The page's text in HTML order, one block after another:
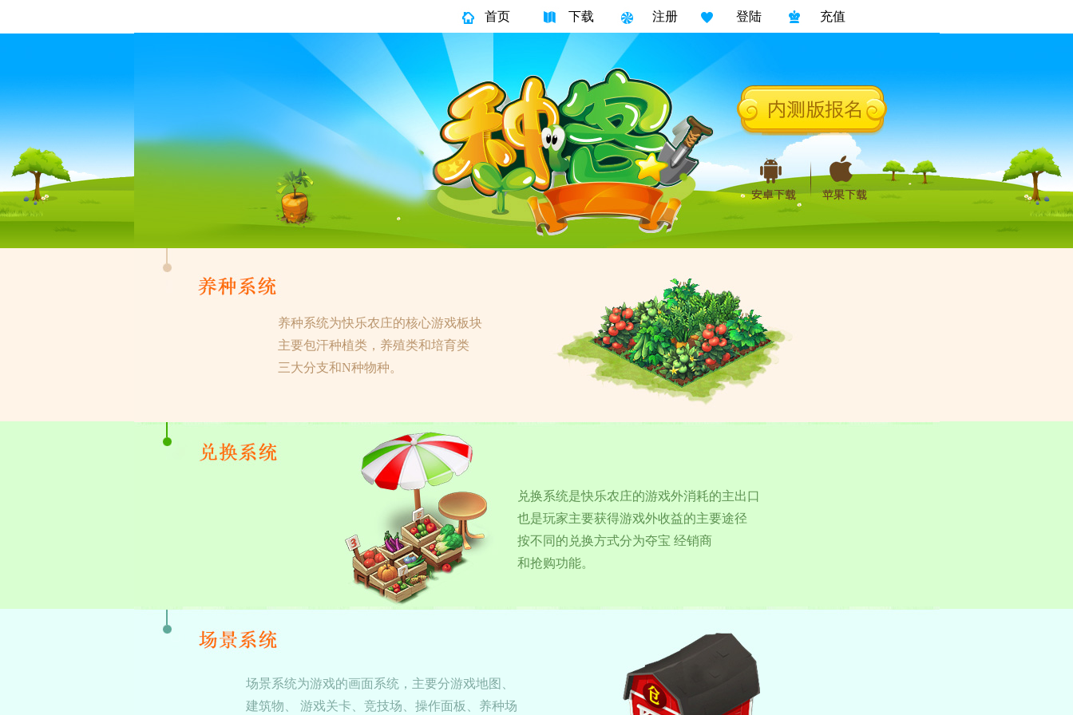
首页 下载 注册 登陆 充值
养种系统为快乐农庄的核心游戏板块
主要包汗种植类，养殖类和培育类
三大分支和N种物种。
兑换系统是快乐农庄的游戏外消耗的主出口
也是玩家主要获得游戏外收益的主要途径
按不同的兑换方式分为夺宝 经销商
和抢购功能。
场景系统为游戏的画面系统，主要分游戏地图、
建筑物、 游戏关卡、竞技场、操作面板、养种场